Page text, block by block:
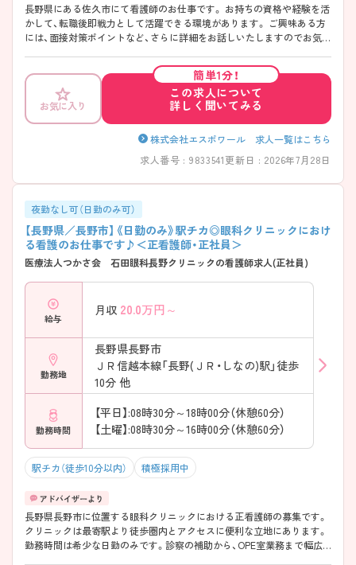
長野県にある佐久市にて看護師のお仕事です。 お持ちの資格や経験を活
かして、転職後即戦力として活躍できる環境があります。 ご興味ある方
には、面接対策ポイントなど、さらに詳細をお話しいたしますのでお気軽
お気に入り
簡単1分！
この求人について
詳しく聞いてみる
株式会社エスポワール 求人一覧はこちら
求人番号 : 9833541更新日 : 2026年7月28日
夜勤なし可（日勤のみ可）
【長野県／長野市】《日勤のみ》駅チカ◎眼科クリニックにおけ
る看護のお仕事です♪＜正看護師・正社員＞
医療法人つかさ会 石田眼科長野クリニックの看護師求人(正社員)
給与
月収 20.0万円～
勤務地
長野県長野市
ＪＲ信越本線「長野(ＪＲ・しなの)駅」徒歩
10分 他
勤務時間
【平日】:08時30分～18時00分（休憩60分）
【土曜】:08時30分～16時00分（休憩60分）
駅チカ（徒歩10分以内） 積極採用中
長野県長野市に位置する眼科クリニックにおける正看護師の募集です。
クリニックは最寄駅より徒歩圏内とアクセスに便利な立地にあります。
勤務時間は希少な日勤のみです。診察の補助から、OPE室業務まで幅広